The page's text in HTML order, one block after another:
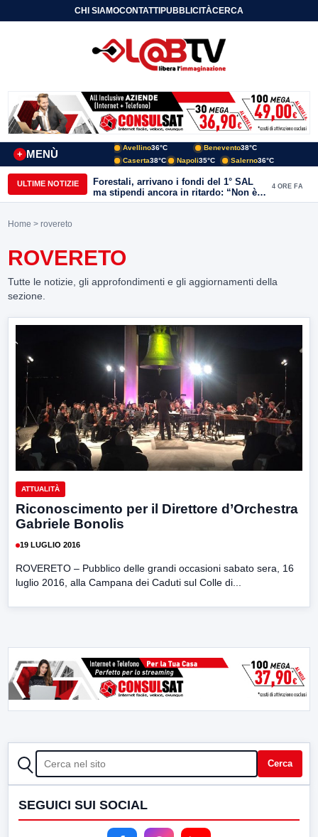
CHI SIAMOCONTATTIPUBBLICITÀCERCA
MENÙ
+
Avellino36°C Benevento38°C
Caserta38°C Napoli35°C Salerno36°C
ULTIME NOTIZIE
Forestali, arrivano i fondi del 1° SAL
ma stipendi ancora in ritardo: “Non è
più sostenibile”
4 ORE FA
Home > rovereto
ROVERETO
Tutte le notizie, gli approfondimenti e gli aggiornamenti della
sezione.
ATTUALITÀ
Riconoscimento per il Direttore d’Orchestra
Gabriele Bonolis
19 LUGLIO 2016
ROVERETO – Pubblico delle grandi occasioni sabato sera, 16
luglio 2016, alla Campana dei Caduti sul Colle di...
CERCA Cerca
SEGUICI SUI SOCIAL